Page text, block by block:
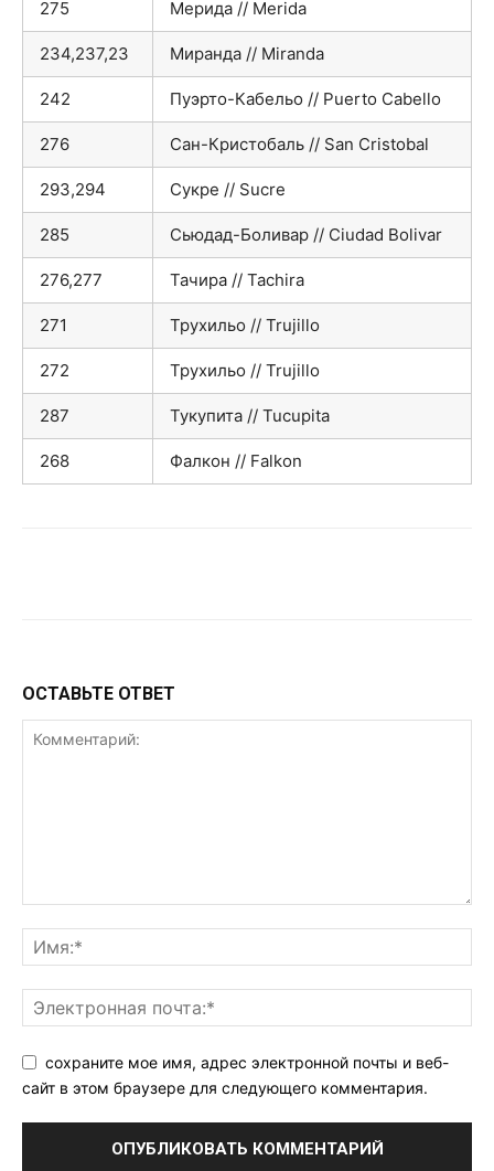
275 Мерида // Merida
234,237,23 Миранда // Miranda
242 Пуэрто-Кабельо // Puerto Cabello
276 Сан-Кристобаль // San Cristobal
293,294 Сукре // Sucre
285 Сьюдад-Бoливар // Ciudad Bolivar
276,277 Тачира // Tachira
271 Трухильо // Trujillo
272 Трухильо // Trujillo
287 Тукупита // Tucupita
268 Фалкон // Falkon
ОСТАВЬТЕ ОТВЕТ
сохраните мое имя, адрес электронной почты и веб-
сайт в этом браузере для следующего комментария.